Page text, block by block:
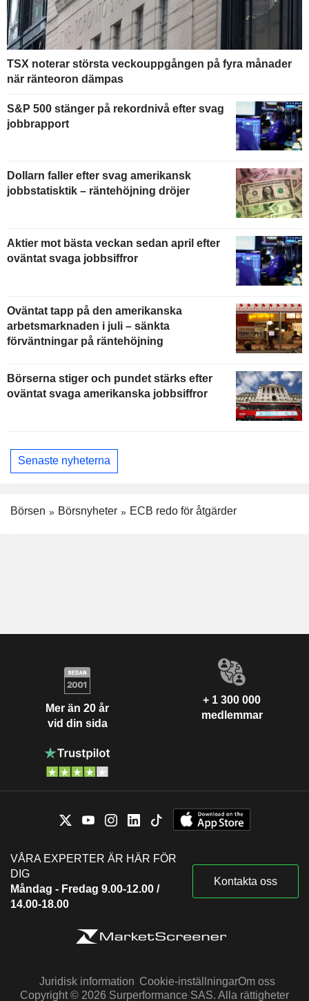
TSX noterar största veckouppgången på fyra månader
när ränteoron dämpas
S&P 500 stänger på rekordnivå efter svag
jobbrapport
Dollarn faller efter svag amerikansk
jobbstatisktik – räntehöjning dröjer
Aktier mot bästa veckan sedan april efter
oväntat svaga jobbsiffror
Oväntat tapp på den amerikanska
arbetsmarknaden i juli – sänkta
förväntningar på räntehöjning
Börserna stiger och pundet stärks efter
oväntat svaga amerikanska jobbsiffror
Senaste nyheterna
Börsen Börsnyheter ECB redo för åtgärder
Mer än 20 år
vid din sida
+ 1 300 000
medlemmar
VÅRA EXPERTER ÄR HÄR FÖR
DIG
Måndag - Fredag 9.00-12.00 /
14.00-18.00
Kontakta oss
Juridisk information Cookie-inställningarOm oss
Copyright © 2026 Surperformance SAS. Alla rättigheter